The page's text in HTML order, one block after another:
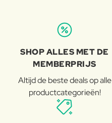
SHOP ALLES MET DE
MEMBERPRIJS
Altijd de beste deals op alle
productcategorieën!